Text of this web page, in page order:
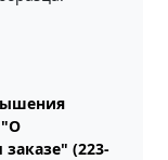
"О
(223-